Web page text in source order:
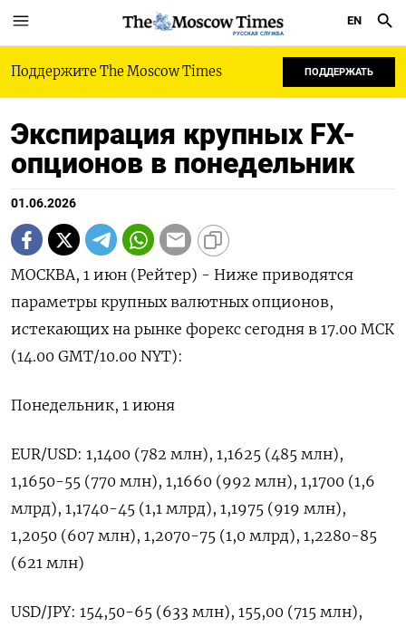
РУССКАЯ СЛУЖБА
EN
Поддержите The Moscow Times ПОДДЕРЖАТЬ
Экспирация крупных FX-
опционов в понедельник
01.06.2026
МОСКВА, 1 июн (Рейтер) - Ниже приводятся
параметры крупных валютных опционов,
‌истекающих на рынке форекс сегодня в 17.00 МСК
(14.00 ​GMT/10.00 ​NYT):
Понедельник, 1 ​июня
EUR/USD: 1,1400 (782 ⁠млн), ‌1,1625 (485 млн),
1,1650-55 (770 млн), ‌1,1660 (992 млн), 1,1700 (1,6
млрд), ​1,1740-45 (1,1 млрд), 1,1975 (919 ‌млн),
1,2050 (607 млн), 1,2070-75 (1,0 ​млрд), 1,2280-85
(621 млн)
USD/JPY: 154,50-65 (633 ‌млн), 155,00 (715 млн),